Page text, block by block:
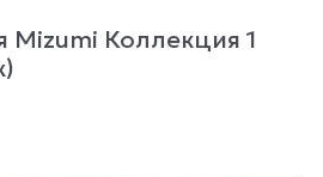
Mizumi Коллекция 1